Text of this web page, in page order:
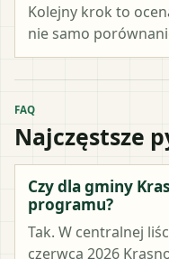
Kolejny krok to
nie samo
FAQ
Najczęstsze
Czy dla gminy
programu?
Tak. W centralnej
czerwca 2026